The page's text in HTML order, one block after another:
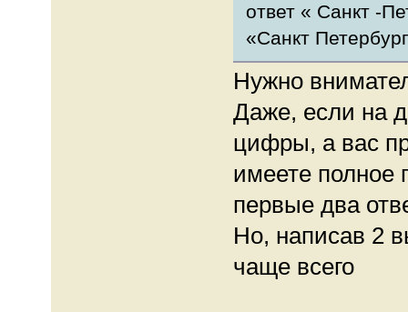
ответ « Санкт -
«Санкт
Нужно
Даже, если на
цифры, а вас
имеете полное
первые два
Но, написав 2
чаще всего